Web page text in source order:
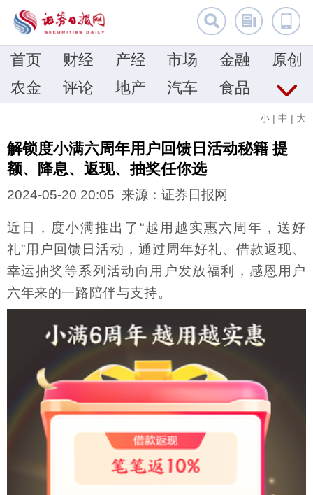
首页 财经 产经 市场 金融
原创
农金
评论 地产 汽车 食品
小 | 中 | 大
解锁度小满六周年用户回馈日活动秘籍 提
额、降息、返现、抽奖任你选
2024-05-20 20:05 来源：证券日报网
近日，度小满推出了“越用越实惠六周年，送好
礼”用户回馈日活动，通过周年好礼、借款返现、
幸运抽奖等系列活动向用户发放福利，感恩用户
六年来的一路陪伴与支持。